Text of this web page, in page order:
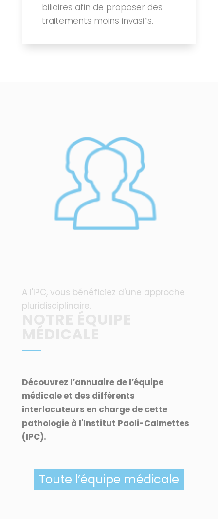
biliaires afin de proposer des
traitements moins invasifs.
A l'IPC, vous bénéficiez d'une approche
pluridisciplinaire.
Découvrez l’annuaire de l’équipe
médicale et des différents
interlocuteurs en charge de cette
pathologie à l'Institut Paoli-Calmettes
(IPC).
Toute l’équipe médicale